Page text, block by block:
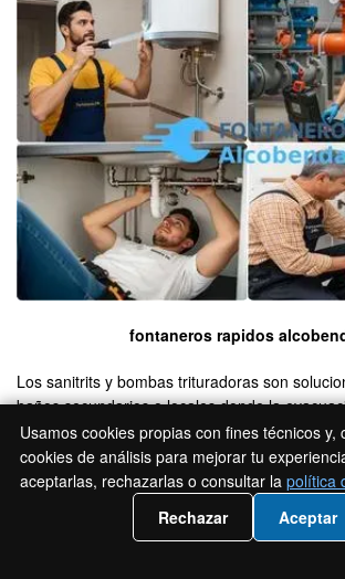
fontaneros rapidos
Los sanitrits y bombas trituradoras son
baños secundarios o locales donde la
no es viable. Requieren mimo: si entran
atascan; si fallan juntas, aparecen fugas y
servicio combina diagnóstico minucioso y
En Alcobendas, donde muchos bajos
📲 Llámanos 919
Usamos cookies propias con fines técnicos y,
cookies de análisis para mejorar tu
aceptarlas, rechazarlas o consultar la política
Rechazar
Aceptar